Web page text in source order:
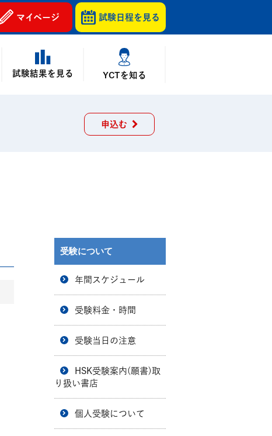
マイページ 試験日程を 見る
試験結果を見る YCTを知る
申込む
受験について
年間スケジュール
受験料金・時間
受験当日の注意
HSK受験案内(願書)取
り扱い書店
個人受験について